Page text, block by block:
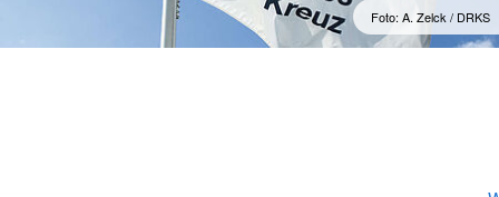
Foto: A. Zelck / DRKS